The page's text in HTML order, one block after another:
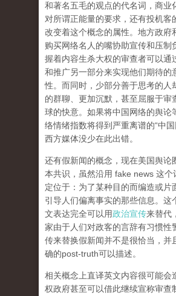
和著名五毛的观点的代名词，商业
对所谓正能量的要求，还有投机客
改变着这个概念的属性。地方政府
购买网络名人的嘴协助宣传和压制
握着内容生杀大权的审查者可以通
和推广另一部分来实现他们期待的
性。而同时，少部分善于思考的人
的群聊、更加沉默，甚至屈服于审
球的快意。如果将中国网络的舆论
络情绪指数将得到严重离谱的“中国
西方媒体没少在此出错。
还有假新闻的概念，现在美国舆论
本共识，虽然沿用 fake news 这个
定位于：为了某种目的而编造或片
引导人们偏离事实的那些信息。这
文表达完全可以用政治宣传来替代
家由于人们对政客的言辞有习惯性
传来替换假新闻并不是很恰当，并
确的post-truth可以描述。
相关概念上直译英文内容很可能会
权政府甚至可以借此继续宣称审查